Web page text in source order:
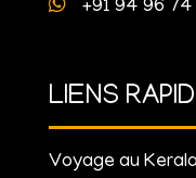
+91 94 96 74
LIENS
Voyage au Kerala